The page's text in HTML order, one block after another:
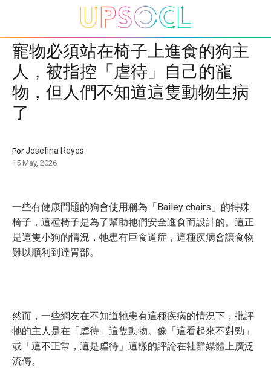
寵物必須站在椅子上進食的狗主
人，被指控「虐待」自己的寵
物，但人們不知道這隻動物生病
了
PorJosefina Reyes
15 May, 2026
一些有健康問題的狗會使用稱為「Bailey chairs」的特殊
椅子，這種椅子是為了幫助牠們安全進食而設計的。這正
是這隻小狗的情況，牠患有巨食道症，這種疾病會讓食物
難以順利到達胃部。
然而，一些網友在不知道牠患有這種疾病的情況下，批評
牠的主人是在「虐待」這隻動物。像「這看起來不對勁」
或「這不正常，這是虐待」這樣的評論在社群媒體上廣泛
流傳。